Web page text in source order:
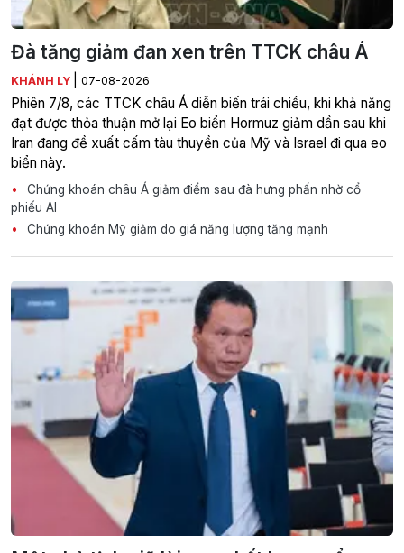
Đà tăng giảm đan xen trên TTCK châu Á
KHÁNH LY 07-08-2026
Phiên 7/8, các TTCK châu Á diễn biến trái chiều, khi khả năng
đạt được thỏa thuận mở lại Eo biển Hormuz giảm dần sau khi
Iran đang đề xuất cấm tàu thuyền của Mỹ và Israel đi qua eo
biển này.
Chứng khoán châu Á giảm điểm sau đà hưng phấn nhờ cổ
phiếu AI
Chứng khoán Mỹ giảm do giá năng lượng tăng mạnh